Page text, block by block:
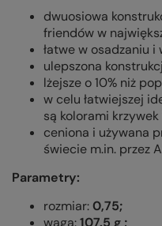
dwuosiowa
friendów w
łatwe w osadzaniu i
ulepszona
lżejsze o 10% niż
w celu łatwiejszej
są kolorami
ceniona i używana
świecie m.in. przez
Parametry:
rozmiar:0,75;
waga:107.5 g ;